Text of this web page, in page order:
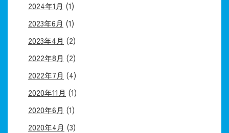
2024年1月 (1)
2023年6月 (1)
2023年4月 (2)
2022年8月 (2)
2022年7月 (4)
2020年11月 (1)
2020年6月 (1)
2020年4月 (3)